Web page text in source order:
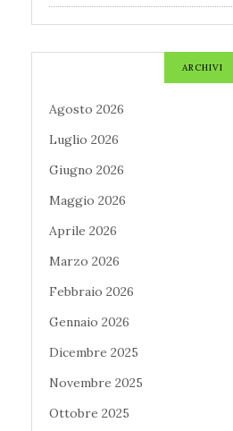
ARCHIVI
Agosto 2026
Luglio 2026
Giugno 2026
Maggio 2026
Aprile 2026
Marzo 2026
Febbraio 2026
Gennaio 2026
Dicembre 2025
Novembre 2025
Ottobre 2025